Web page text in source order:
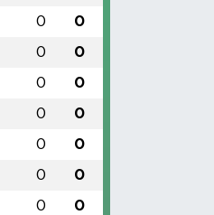
0 0
0 0
0 0
0 0
0 0
0 0
0 0